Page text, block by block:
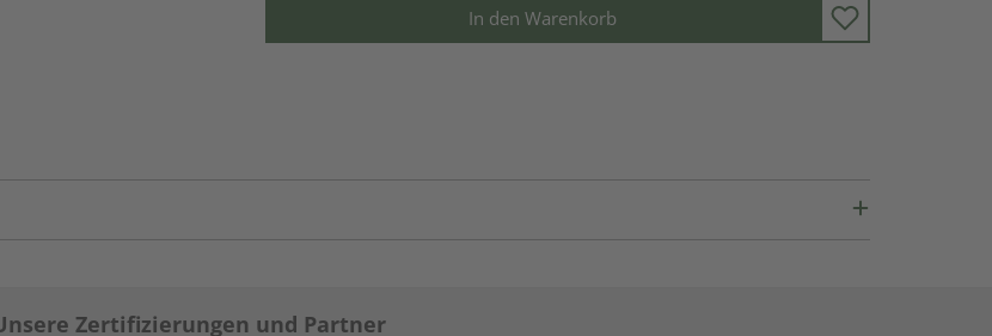
In den Warenkorb
Zertifizierungen und Partner